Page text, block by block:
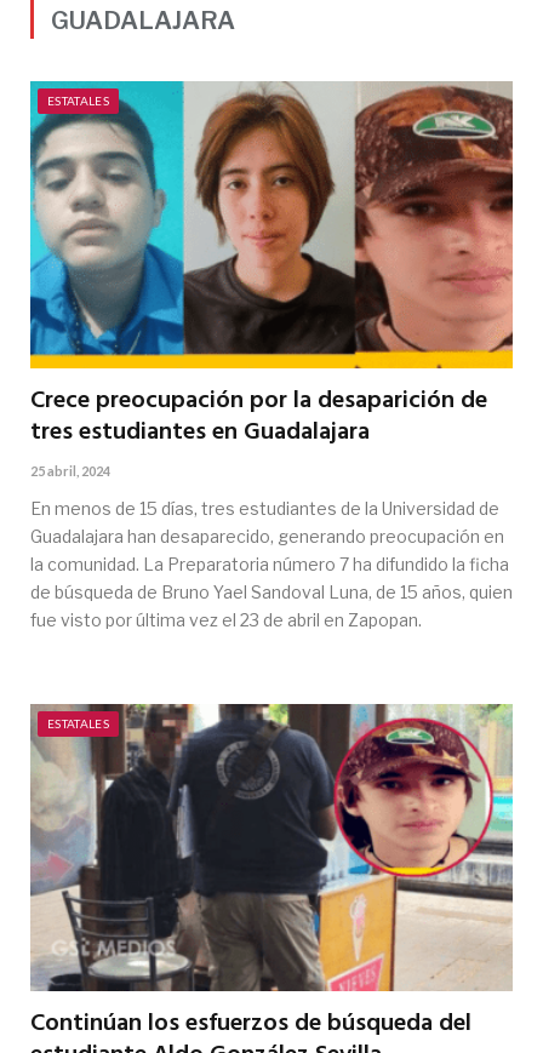
GUADALAJARA
ESTATALES
Crece preocupación por la desaparición de
tres estudiantes en Guadalajara
25 abril, 2024
En menos de 15 días, tres estudiantes de la Universidad de
Guadalajara han desaparecido, generando preocupación en
la comunidad. La Preparatoria número 7 ha difundido la ficha
de búsqueda de Bruno Yael Sandoval Luna, de 15 años, quien
fue visto por última vez el 23 de abril en Zapopan.
ESTATALES
Continúan los esfuerzos de búsqueda del